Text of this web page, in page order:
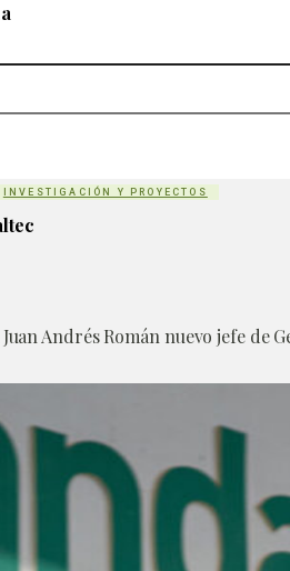
INVESTIGACIÓN Y PROYECTOS
Andrés Román nuevo jefe de